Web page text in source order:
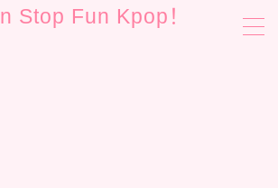
Stop Fun Kpop！